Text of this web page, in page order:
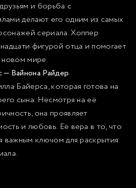
и борьба с
делают его одним из самых
сериала. Хоппер
фигурой отца и помогает
новом мире.
Вайнона Райдер
Байерса, которая готова на
сына. Несмотря на её
она проявляет
и любовь. Её вера в то, что
важным ключом для раскрытия